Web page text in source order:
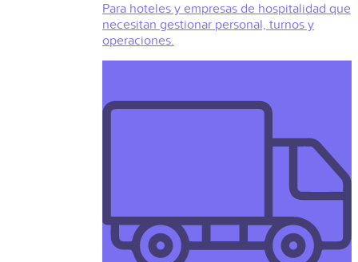
Para hoteles y empresas de hospitalidad que
necesitan gestionar personal, turnos y
operaciones.